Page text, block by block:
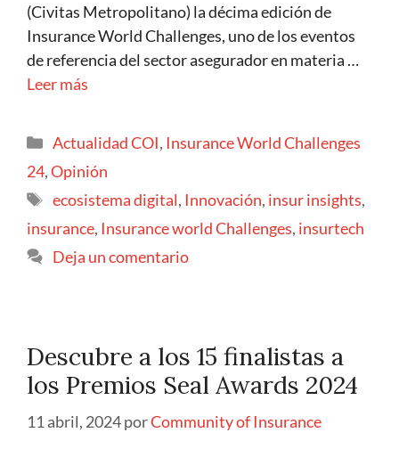
(Civitas Metropolitano) la décima edición de
Insurance World Challenges, uno de los eventos
de referencia del sector asegurador en materia …
Leer más
Actualidad COI, Insurance World Challenges
24,Opinión
ecosistema digital, Innovación, insur insights,
insurance, Insurance world Challenges, insurtech
Deja un comentario
Descubre a los 15 finalistas a
los Premios Seal Awards 2024
11 abril, 2024porCommunity of Insurance